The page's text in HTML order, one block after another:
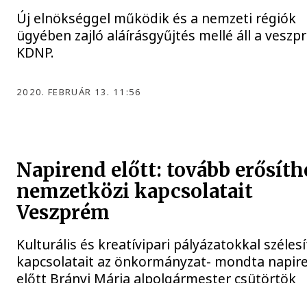
Új elnökséggel működik és a nemzeti régiók
ügyében zajló aláírásgyűjtés mellé áll a
KDNP.
2020. FEBRUÁR 13. 11:56
Napirend előtt: tovább
nemzetközi kapcsolatait
Veszprém
Kulturális és kreatívipari pályázatokkal
kapcsolatait az önkormányzat- mondta
előtt Brányi Mária alpolgármester csütörtök